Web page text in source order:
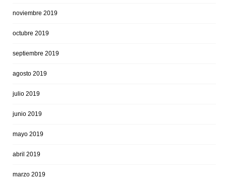
noviembre 2019
octubre 2019
septiembre 2019
agosto 2019
julio 2019
junio 2019
mayo 2019
abril 2019
marzo 2019